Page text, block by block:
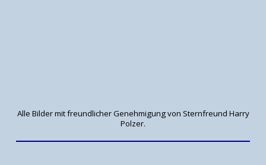
Alle Bilder mit freundlicher Genehmigung von Sternfreund Harry
Polzer.